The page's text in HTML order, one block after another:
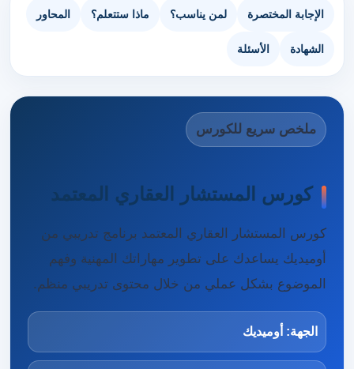
الإجابة المختصرة لمن يناسب؟ ماذا ستتعلم؟ المحاور
الشهادة الأسئلة
ملخص سريع للكورس
كورس المستشار العقاري المعتمد
كورس المستشار العقاري المعتمد برنامج تدريبي من
أوميديك يساعدك على تطوير مهاراتك المهنية وفهم
الموضوع بشكل عملي من خلال محتوى تدريبي منظم.
الجهة: أوميديك